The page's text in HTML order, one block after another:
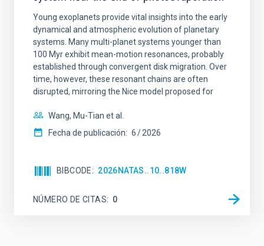
Young exoplanets provide vital insights into the early
dynamical and atmospheric evolution of planetary
systems. Many multi-planet systems younger than
100 Myr exhibit mean-motion resonances, probably
established through convergent disk migration. Over
time, however, these resonant chains are often
disrupted, mirroring the Nice model proposed for
Wang, Mu-Tian et al.
Fecha de publicación: 6 2026
BIBCODE 2026NATAS..10..818W
NÚMERO DE CITAS 0